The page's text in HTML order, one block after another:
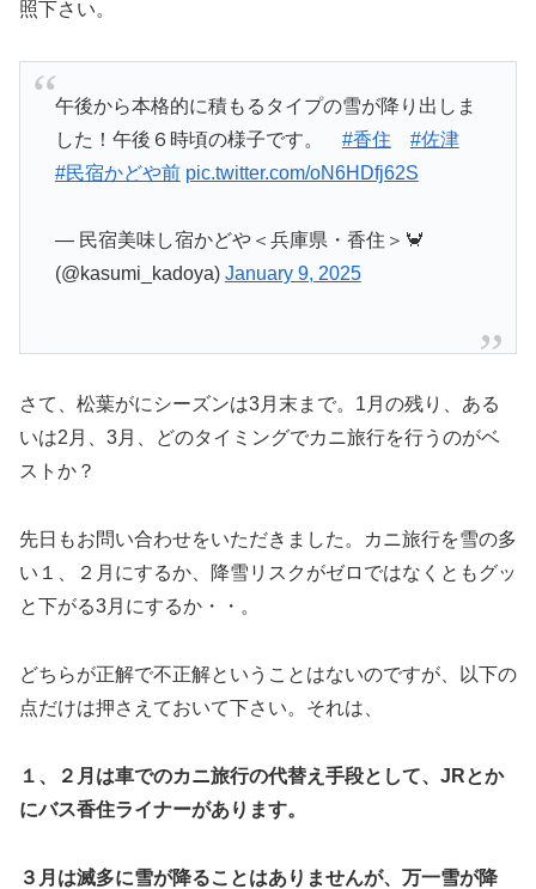
照下さい。
午後から本格的に積もるタイプの雪が降り出しま
した！午後６時頃の様子です。 #香住
#佐津
#民宿かどや前 pic.twitter.com/oN6HDfj62S
— 民宿美味し宿かどや＜兵庫県・香住＞🦀
(@kasumi_kadoya) January 9, 2025
さて、松葉がにシーズンは3月末まで。1月の残り、ある
いは2月、3月、どのタイミングでカニ旅行を行うのがベ
ストか？
先日もお問い合わせをいただきました。カニ旅行を雪の多
い１、２月にするか、降雪リスクがゼロではなくともグッ
と下がる3月にするか・・。
どちらが正解で不正解ということはないのですが、以下の
点だけは押さえておいて下さい。それは、
１、２月は車でのカニ旅行の代替え手段として、JRとか
にバス香住ライナーがあります。
３月は滅多に雪が降ることはありませんが、万一雪が降